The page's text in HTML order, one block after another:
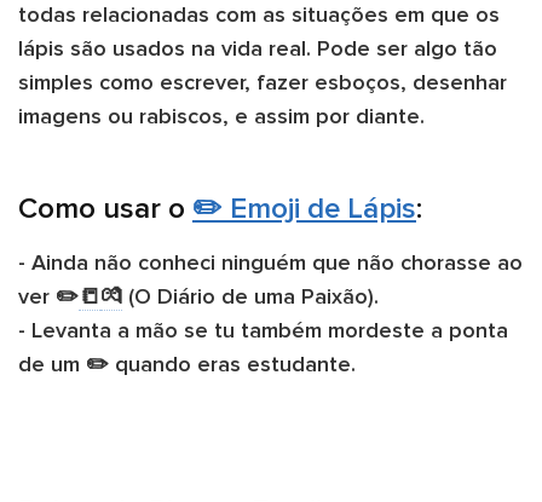
todas relacionadas com as situações em que os
lápis são usados na vida real. Pode ser algo tão
simples como escrever, fazer esboços, desenhar
imagens ou rabiscos, e assim por diante.
Como usar o ✏️ Emoji de Lápis:
- Ainda não conheci ninguém que não chorasse ao
ver ​✏️​📒💏 ​ (O Diário de uma Paixão).
- Levanta a mão se tu também mordeste a ponta
de um ✏️ quando eras estudante.